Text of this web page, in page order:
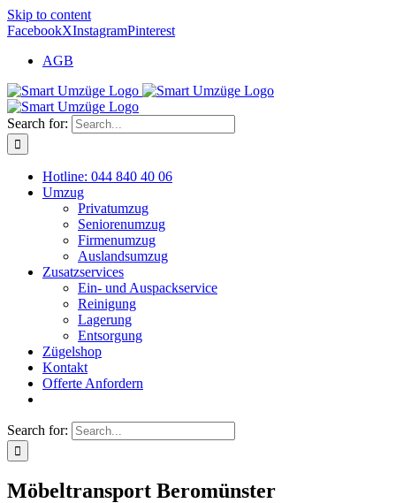
Skip to content
FacebookXInstagramPinterest
AGB
Search for:
Hotline: 044 840 40 06
Umzug
Privatumzug
Seniorenumzug
Firmenumzug
Auslandsumzug
Zusatzservices
Ein- und Auspackservice
Reinigung
Lagerung
Entsorgung
Zügelshop
Kontakt
Offerte Anfordern
Search for:
Möbeltransport Beromünster